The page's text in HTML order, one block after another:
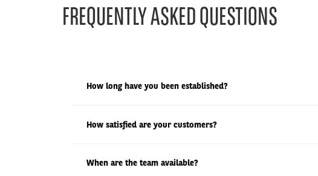
FREQUENTLY ASKED QUESTIONS
How long have you been established?
How satisfied are your customers?
When are the team available?